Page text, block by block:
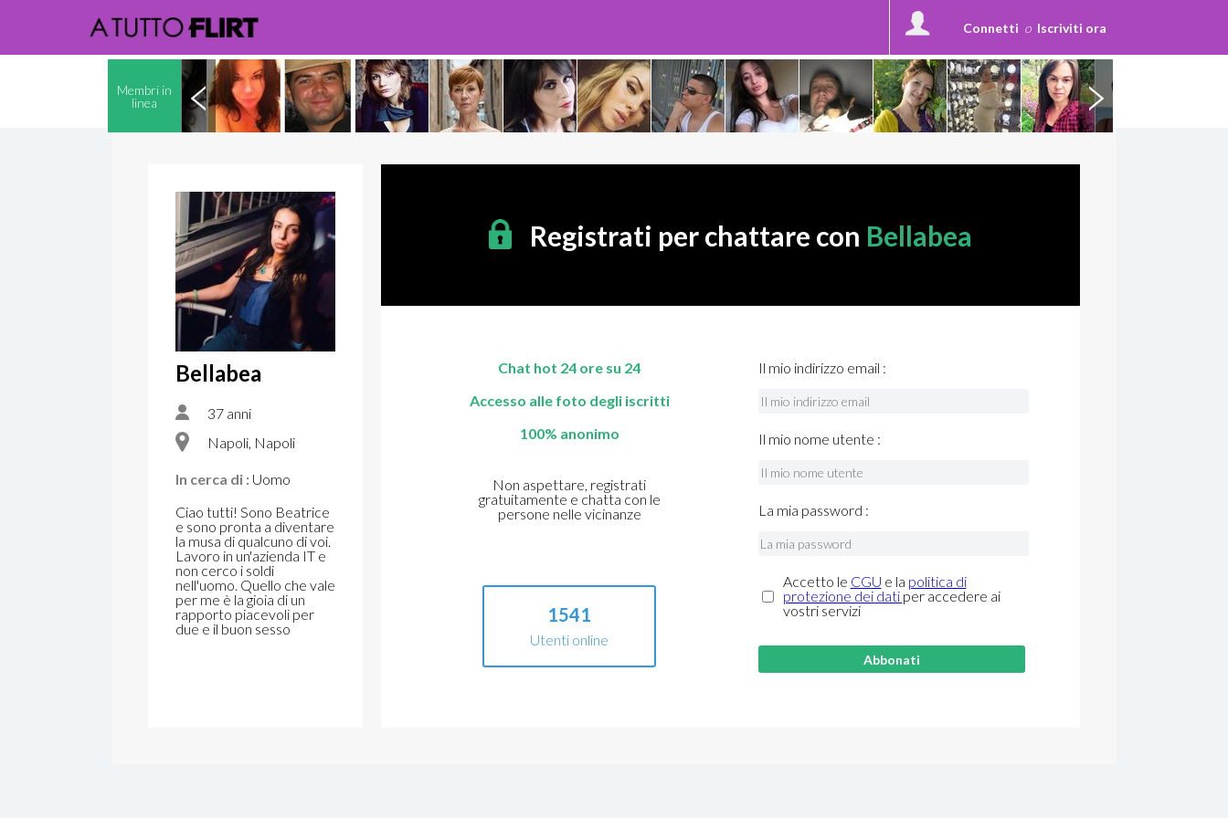
Connetti o Iscriviti ora
Membri in
linea
Bellabea
37 anni
Napoli, Napoli
In cerca di : Uomo
Ciao tutti! Sono Beatrice
e sono pronta a diventare
la musa di qualcuno di voi.
Lavoro in un'azienda IT e
non cerco i soldi
nell'uomo. Quello che vale
per me è la gioia di un
rapporto piacevoli per
due e il buon sesso
Registrati per chattare con Bellabea
Chat hot 24 ore su 24
Accesso alle foto degli iscritti
100% anonimo
Non aspettare, registrati
gratuitamente e chatta con le
persone nelle vicinanze
1541
Utenti online
Il mio indirizzo email :
Il mio nome utente :
La mia password :
Accetto le CGU e la politica di
protezione dei dati per accedere ai
vostri servizi